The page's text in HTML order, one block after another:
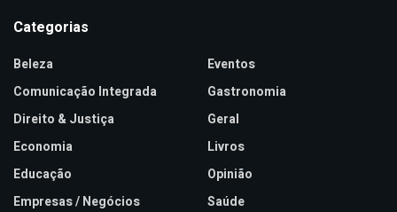
Categorias
Beleza
Comunicação Integrada
Direito & Justiça
Economia
Educação
Empresas / Negócios
Eventos
Gastronomia
Geral
Livros
Opinião
Saúde